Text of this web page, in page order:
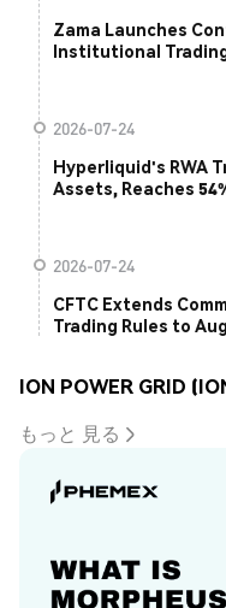
Zama Launches
Institutional
2026-07-24
Hyperliquid's RWA
Assets, Reaches
2026-07-24
CFTC Extends
Trading Rules to
ION POWER GRID
もっと 見る